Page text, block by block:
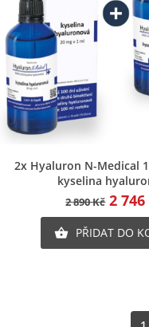
Rychlý
2x Hyaluron N-Medical
kyselina
2 890 Kč 2 746
 PŘIDAT DO